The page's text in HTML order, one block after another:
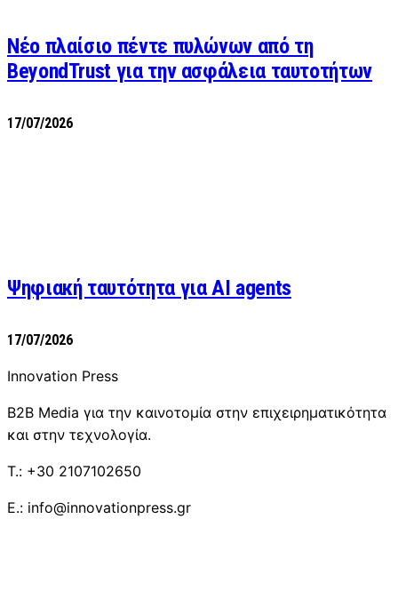
Νέο πλαίσιο πέντε πυλώνων από τη
BeyondTrust για την ασφάλεια ταυτοτήτων
17/07/2026
Ψηφιακή ταυτότητα για AI agents
17/07/2026
Innovation Press
B2B Media για την καινοτομία στην επιχειρηματικότητα
και στην τεχνολογία.
T.: +30 2107102650
E.: info@innovationpress.gr